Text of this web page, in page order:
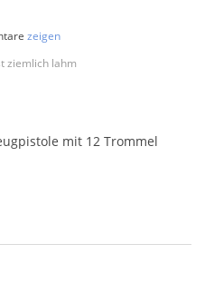
ziemlich lahm
zeigen
mit 12 Trommel